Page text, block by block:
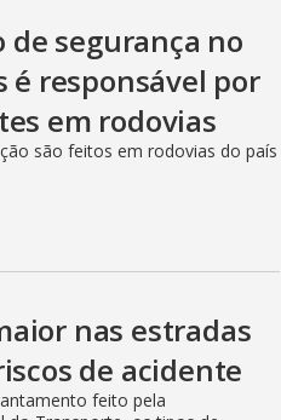
de segurança no
é responsável por
em rodovias
são feitos em rodovias do país
nas estradas
de acidente
feito pela